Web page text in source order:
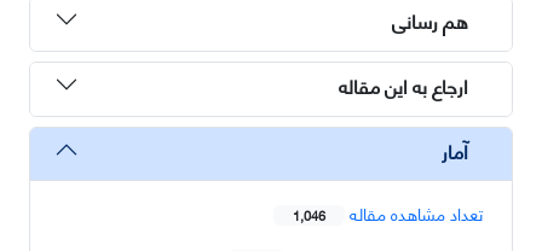
هم رسانی
ارجاع به این مقاله
آمار
تعداد مشاهده مقاله 1,046